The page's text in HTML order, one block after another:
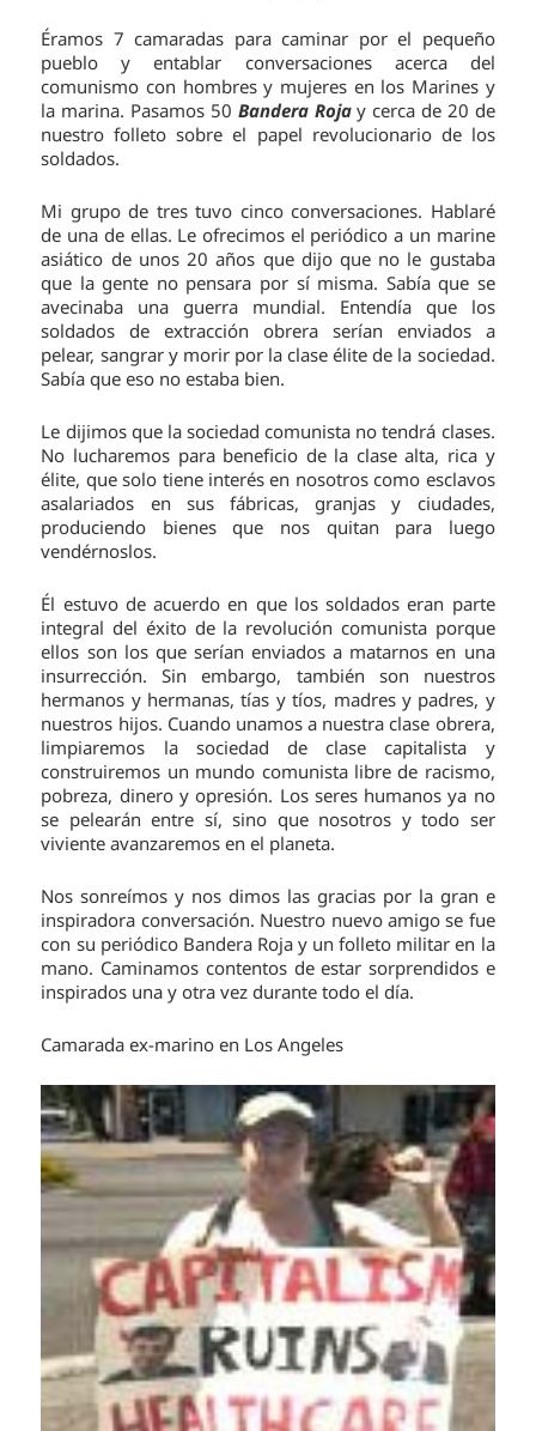
Éramos 7 camaradas para caminar por el pequeño
pueblo y entablar conversaciones acerca del
comunismo con hombres y mujeres en los Marines y
la marina. Pasamos 50 Bandera Rojay cerca de 20 de
nuestro folleto sobre el papel revolucionario de los
soldados.
Mi grupo de tres tuvo cinco conversaciones. Hablaré
de una de ellas. Le ofrecimos el periódico a un marine
asiático de unos 20 años que dijo que no le gustaba
que la gente no pensara por sí misma. Sabía que se
avecinaba una guerra mundial. Entendía que los
soldados de extracción obrera serían enviados a
pelear, sangrar y morir por la clase élite de la sociedad.
Sabía que eso no estaba bien.
Le dijimos que la sociedad comunista no tendrá clases.
No lucharemos para beneficio de la clase alta, rica y
élite, que solo tiene interés en nosotros como esclavos
asalariados en sus fábricas, granjas y ciudades,
produciendo bienes que nos quitan para luego
vendérnoslos.
Él estuvo de acuerdo en que los soldados eran parte
integral del éxito de la revolución comunista porque
ellos son los que serían enviados a matarnos en una
insurrección. Sin embargo, también son nuestros
hermanos y hermanas, tías y tíos, madres y padres, y
nuestros hijos. Cuando unamos a nuestra clase obrera,
limpiaremos la sociedad de clase capitalista y
construiremos un mundo comunista libre de racismo,
pobreza, dinero y opresión. Los seres humanos ya no
se pelearán entre sí, sino que nosotros y todo ser
viviente avanzaremos en el planeta.
Nos sonreímos y nos dimos las gracias por la gran e
inspiradora conversación. Nuestro nuevo amigo se fue
con su periódico Bandera Roja y un folleto militar en la
mano. Caminamos contentos de estar sorprendidos e
inspirados una y otra vez durante todo el día.
Camarada ex-marino en Los Angeles